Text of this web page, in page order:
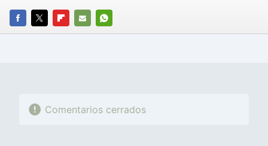
FACEBOOK
TWITTERFLIPBOARD
E-
WHATSAPP
Comentarios cerrados